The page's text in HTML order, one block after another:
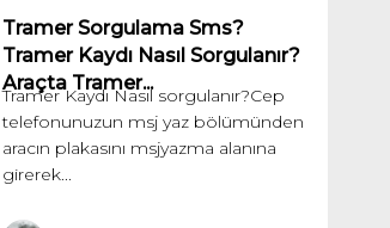
Tramer Sorgulama Sms?
Tramer Kaydı Nasıl Sorgulanır?
Araçta Tramer...
Tramer Kaydı Nasıl sorgulanır?Cep
telefonunuzun msj yaz bölümünden
aracın plakasını msjyazma alanına
girerek...